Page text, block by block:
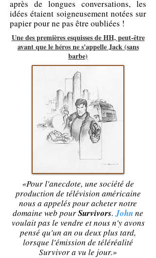
après de longues conversations, les
idées étaient soigneusement notées sur
papier pour ne pas être oubliées !
Une des premières esquisses de HH, peut-être
avant que le héros ne s'appelle Jack (sans
barbe)
«Pour l'anecdote, une société de
production de télévision américaine
nous a appelés pour acheter notre
domaine web pourSurvivors.John ne
voulait pas le vendre et nous n'y avons
pensé qu'un an ou deux plus tard,
lorsque l'émission de téléréalité
Survivor a vu le jour.»